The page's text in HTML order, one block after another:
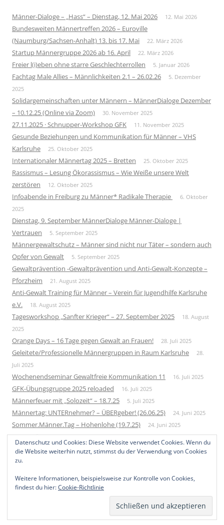
Männer-Dialoge – „Hass“ – Dienstag, 12. Mai 2026 12. Mai 2026
Bundesweiten Männertreffen 2026 – Euroville
(Naumburg/Sachsen-Anhalt) 13. bis 17. Mai
22. März 2026
Startup Männergruppe 2026 ab 16. April 22. März 2026
Freier l(i)eben ohne starre Geschlechterrollen 5. Januar 2026
Fachtag Male Allies – Männlichkeiten 2.1 – 26.02.26
5. Dezember
2025
Solidargemeinschaften unter Männern – MännerDialoge Dezember
– 10.12.25 (Online via Zoom)
30. November 2025
27.11.2025 · Schnupper-Workshop GFK 11. November 2025
Gesunde Beziehungen und Kommunikation für Männer – VHS
Karlsruhe
25. Oktober 2025
Internationaler Männertag 2025 – Bretten 25. Oktober 2025
Rassismus – Lesung Ökorassismus – Wie Weiße unsere Welt
zerstören
12. Oktober 2025
Infoabende in Freiburg zu Männer* Radikale Therapie
6. Oktober
2025
Dienstag, 9. September MännerDialoge Männer-Dialoge |
Vertrauen
5. September 2025
Männergewaltschutz – Männer sind nicht nur Täter – sondern auch
Opfer von Gewalt
5. September 2025
Gewaltprävention -Gewaltprävention und Anti-Gewalt-Konzepte –
Pforzheim
21. August 2025
Anti-Gewalt Training für Männer – Verein für Jugendhilfe Karlsruhe
e.V.
18. August 2025
Tagesworkshop „Sanfter Krieger“ – 27. September 2025
18. August
2025
Orange Days – 16 Tage gegen Gewalt an Frauen! 28. Juli 2025
Geleitete/Professionelle Männergruppen in Raum Karlsruhe
28.
Juli 2025
Wochenendseminar Gewaltfreie Kommunikation 11 16. Juli 2025
GFK-Übungsgruppe 2025 reloaded 16. Juli 2025
Männerfeuer mit „Solozeit“ – 18.7.25 5. Juli 2025
Männertag: UNTERnehmer? – ÜBERgeber! (26.06.25) 24. Juni 2025
Sommer.Männer.Tag – Hohenlohe (19.7.25) 24. Juni 2025
Neue Männergruppe – Startup 2026 1. Juni 2025
Bundesweites Männertreffen 2025 10. Mai 2025
Mit Stolz präsentiert von WordPress
Datenschutz und Cookies: Diese Website verwendet Cookies. Wenn du
die Website weiterhin nutzt, stimmst du der Verwendung von Cookies
zu.
Weitere Informationen, beispielsweise zur Kontrolle von Cookies,
findest du hier:Cookie-Richtlinie